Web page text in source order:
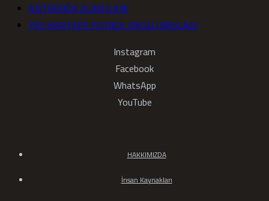
ANTRENÖR ALIMI İLANI
YKS KARTEPE FUTBOL OKULU BAŞLADI
Instagram
Facebook
WhatsApp
YouTube
HAKKIMIZDA
İnsan Kaynakları